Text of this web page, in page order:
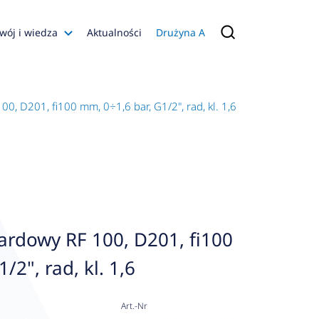
i wiedza
Konfiguratory
Aktualności Drużyna A
D201, fi100 mm, 0÷1,6 bar, G1/2", rad, kl. 1,6
RF 100, D201, fi100
2", rad, kl. 1,6
Art.-Nr